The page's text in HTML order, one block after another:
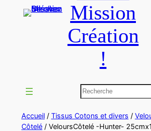
Mission
Création
!
Accueil/ Tissus Cotons et divers /
Côtelé/ VeloursCôtelé -Hunter-